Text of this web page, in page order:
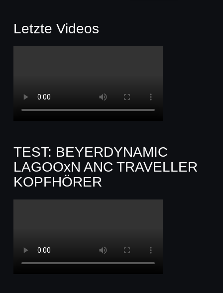
Letzte Videos
TEST: BEYERDYNAMIC
LAGOOxN ANC TRAVELLER
KOPFHÖRER